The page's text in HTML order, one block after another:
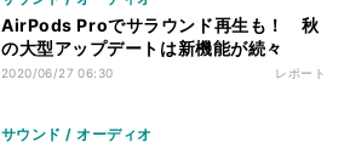
AirPods Proでサラウンド再生も！ 秋
の大型アップデートは新機能が続々
2020/06/27 06:30 レポート
サウンド / オーディオ